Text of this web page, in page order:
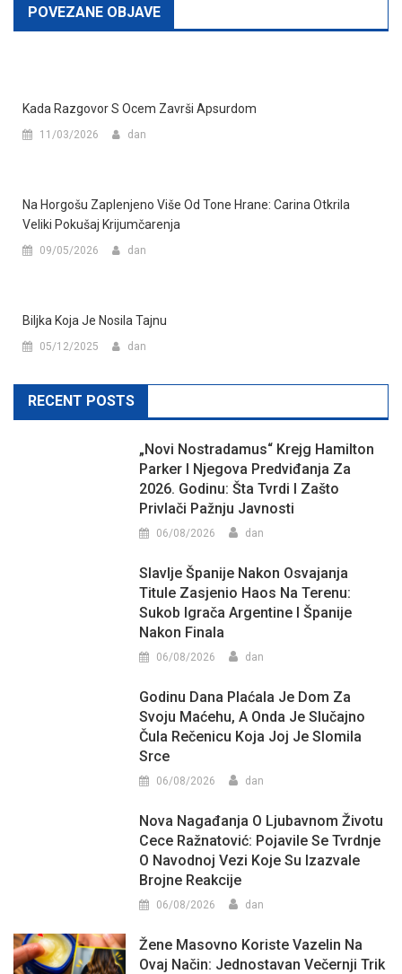
POVEZANE OBJAVE
Kada Razgovor S Ocem Završi Apsurdom
11/03/2026 dan
Na Horgošu Zaplenjeno Više Od Tone Hrane: Carina Otkrila
Veliki Pokušaj Krijumčarenja
09/05/2026 dan
Biljka Koja Je Nosila Tajnu
05/12/2025 dan
RECENT POSTS
„Novi Nostradamus“ Krejg Hamilton
Parker I Njegova Predviđanja Za
2026. Godinu: Šta Tvrdi I Zašto
Privlači Pažnju Javnosti
06/08/2026 dan
Slavlje Španije Nakon Osvajanja
Titule Zasjenio Haos Na Terenu:
Sukob Igrača Argentine I Španije
Nakon Finala
06/08/2026 dan
Godinu Dana Plaćala Je Dom Za
Svoju Maćehu, A Onda Je Slučajno
Čula Rečenicu Koja Joj Je Slomila
Srce
06/08/2026 dan
Nova Nagađanja O Ljubavnom Životu
Cece Ražnatović: Pojavile Se Tvrdnje
O Navodnoj Vezi Koje Su Izazvale
Brojne Reakcije
06/08/2026 dan
Žene Masovno Koriste Vazelin Na
Ovaj Način: Jednostavan Večernji Trik